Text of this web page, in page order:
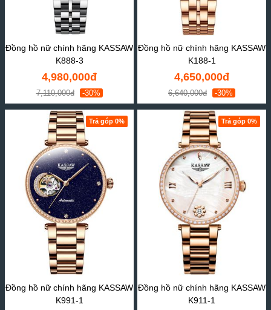
Đồng hồ nữ chính hãng KASSAW
K888-3
4,980,000đ
7,110,000đ -30%
Đồng hồ nữ chính hãng KASSAW
K188-1
4,650,000đ
6,640,000đ -30%
Trả góp 0%
Đồng hồ nữ chính hãng KASSAW
K991-1
Trả góp 0%
Đồng hồ nữ chính hãng KASSAW
K911-1